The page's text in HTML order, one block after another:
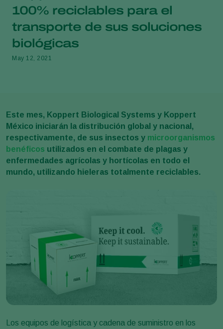
100% reciclables para el
transporte de sus soluciones
biológicas
May 12, 2021
Este mes, Koppert Biological Systems y Koppert
México iniciarán la distribución global y nacional,
respectivamente, de sus insectos y microorganismos
benéficos utilizados en el combate de plagas y
enfermedades agrícolas y hortícolas en todo el
mundo, utilizando hieleras totalmente reciclables.
Los equipos de logística y cadena de suministro en los